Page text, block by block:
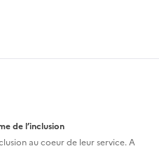
de l’inclusion
aucoeur de leur service. A